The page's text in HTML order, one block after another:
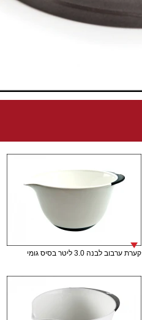
קערת ערבוב לבנה 3.0 ליטר בסיס גומי